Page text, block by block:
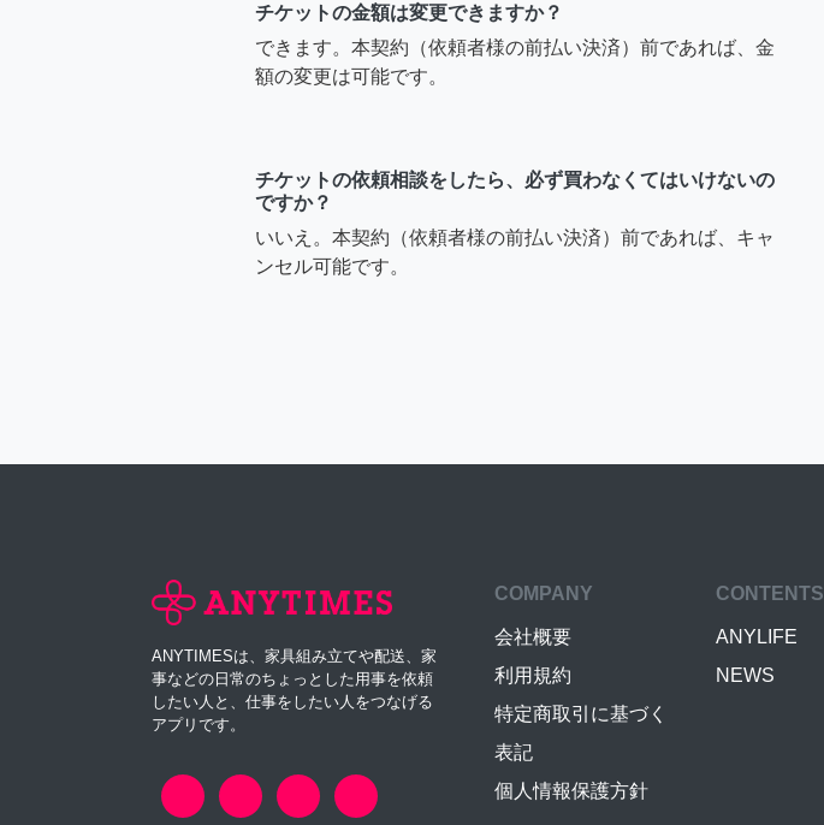
チケットの金額は変更できますか？
できます。本契約（依頼者様の前払い決済）前であれば、金
額の変更は可能です。
チケットの依頼相談をしたら、必ず買わなくてはいけないの
ですか？
いいえ。本契約（依頼者様の前払い決済）前であれば、キャ
ンセル可能です。
ANYTIMESは、家具組み立てや配送、家
事などの日常のちょっとした用事を依頼
したい人と、仕事をしたい人をつなげる
アプリです。
COMPANY
会社概要
利用規約
特定商取引に基づく
表記
個人情報保護方針
CONTENTS
ANYLIFE
NEWS